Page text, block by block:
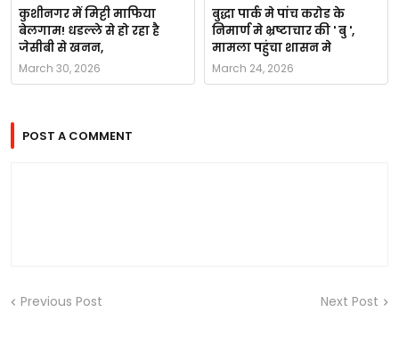
कुशीनगर में मिट्टी माफिया
बेलगाम! धडल्ले से हो रहा है
जेसीबी से खनन,
March 30, 2026
बुद्धा पार्क मे पांच करोड के
निमार्ण मे भ्रष्टाचार की ' बु ',
मामला पहुंचा शासन मे
March 24, 2026
POST A COMMENT
Previous Post Next Post